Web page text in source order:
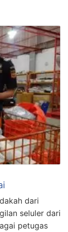
dari
seluler dari
petugas